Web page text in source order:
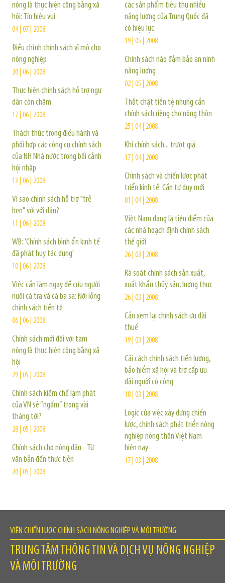
nông là thực hiện công bằng xã
hội: Tín hiệu vui
04 | 07 | 2008
Điều chỉnh chính sách vĩ mô cho
nông nghiệp
20 | 06 | 2008
Thực hiện chính sách hỗ trợ ngư
dân còn chậm
17 | 06 | 2008
Thách thức trong điều hành và
phối hợp các công cụ chính sách
của NH Nhà nước trong bối cảnh
hội nhập
13 | 06 | 2008
Vì sao chính sách hỗ trợ "trễ
hẹn" với với dân?
11 | 06 | 2008
WB: ’Chính sách bình ổn kinh tế
đã phát huy tác dụng’
10 | 06 | 2008
Việc cần làm ngay để cứu người
nuôi cá tra và cá ba sa: Nới lỏng
chính sách tiền tệ
06 | 06 | 2008
Chính sách mới đối với tam
nông là thực hiện công bằng xã
hội
29 | 05 | 2008
Chính sách kiềm chế lạm phát
của VN sẽ “ngấm” trong vài
tháng tới?
28 | 05 | 2008
Chính sách cho nông dân - Từ
văn bản đến thực tiễn
20 | 05 | 2008
các sản phẩm tiêu thụ nhiều
năng lượng của Trung Quốc đã
có hiệu lực
19 | 05 | 2008
Chính sách nào đảm bảo an ninh
năng lượng
02 | 05 | 2008
Thắt chặt tiền tệ nhưng cần
chính sách riêng cho nông thôn
25 | 04 | 2008
Khi chính sách... trượt giá
17 | 04 | 2008
Chính sách và chiến lược phát
triển kinh tế: Cần tư duy mới
01 | 04 | 2008
Việt Nam đang là tiêu điểm của
các nhà hoạch định chính sách
thế giới
26 | 03 | 2008
Rà soát chính sách sản xuất,
xuất khẩu thủy sản, lương thực
26 | 03 | 2008
Cần xem lại chính sách ưu đãi
thuế
19 | 03 | 2008
Cải cách chính sách tiền lương,
bảo hiểm xã hội và trợ cấp ưu
đãi người có công
18 | 03 | 2008
Logic của việc xây dựng chiến
lược, chính sách phát triển nông
nghiệp nông thôn Việt Nam
hiện nay
17 | 03 | 2008
VIỆN CHIẾN LƯỢC CHÍNH SÁCH NÔNG NGHIỆP VÀ MÔI TRƯỜNG
TRUNG TÂM THÔNG TIN VÀ DỊCH VỤ NÔNG NGHIỆP
VÀ MÔI TRƯỜNG